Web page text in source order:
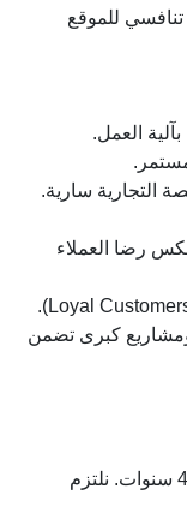
فقط (سعر تنافسي للموقع
التجارية سارية.
رضا العملاء
كبرى تضمن
نحن لا نبيعك مكاناً فحسب، بل نمنحك خبرة 4 سنوات. نلتزم